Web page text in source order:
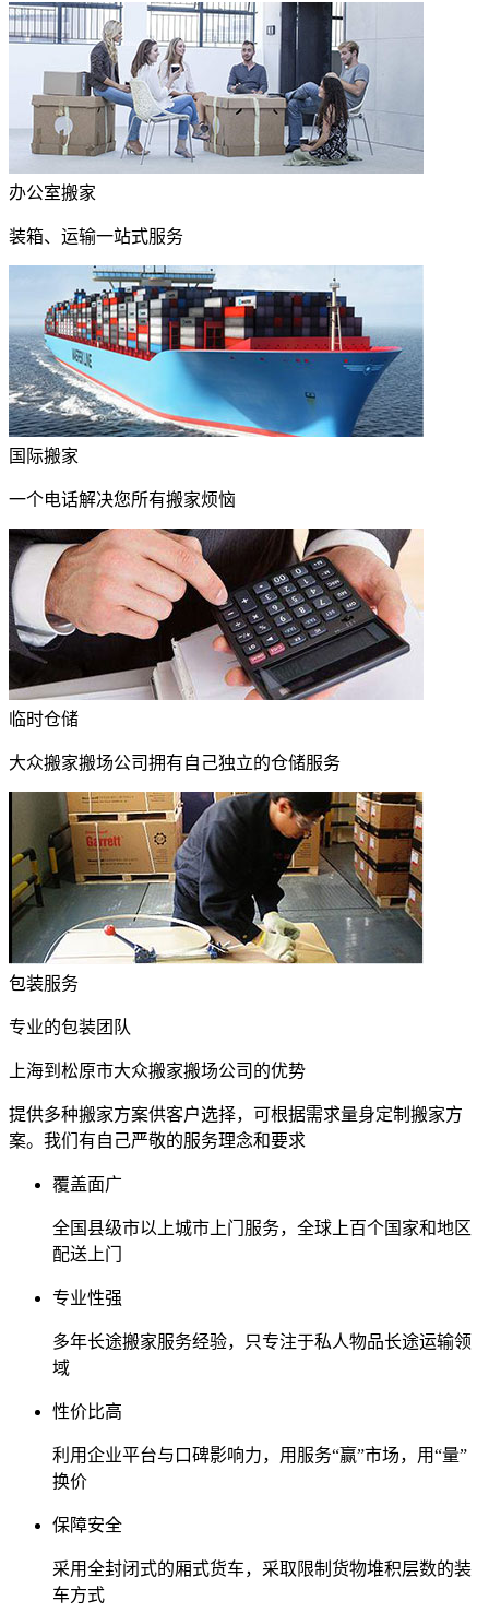
办公室搬家
装箱、运输一站式服务
国际搬家
一个电话解决您所有搬家烦恼
临时仓储
大众搬家搬场公司拥有自己独立的仓储服务
包装服务
专业的包装团队
上海到松原市大众搬家搬场公司的优势
提供多种搬家方案供客户选择，可根据需求量身定制搬家方
案。我们有自己严敬的服务理念和要求
覆盖面广
全国县级市以上城市上门服务，全球上百个国家和地区
配送上门
专业性强
多年长途搬家服务经验，只专注于私人物品长途运输领
域
性价比高
利用企业平台与口碑影响力，用服务“赢”市场，用“量”
换价
保障安全
采用全封闭式的厢式货车，采取限制货物堆积层数的装
车方式